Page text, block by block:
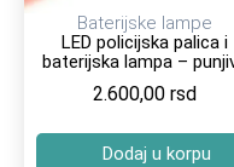
Baterijske lampe
LED policijska palica i
baterijska lampa –
2.600,00 rsd
Dodaj u korpu